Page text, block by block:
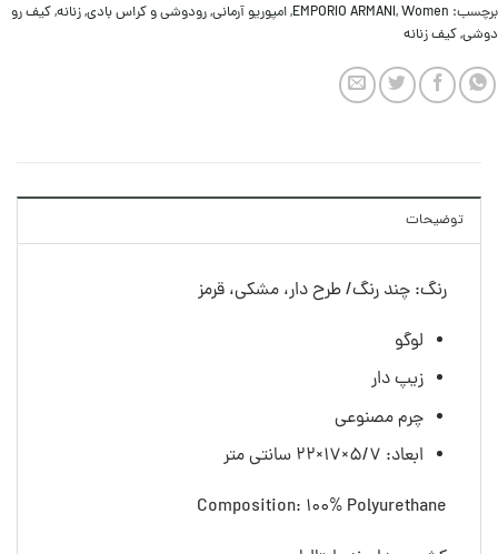
برچسب:
EMPORIO ARMANI,Women
,امپوریو آرمانی,رودوشی و کراس بادی,زنانه,کیف رو
دوشی,کیف زنانه
توضیحات
رنگ: چند رنگ/ طرح دار، مشکی، قرمز
لوگو
زیپ دار
چرم مصنوعی
ابعاد: ۵/۷×۱۷×۲۲ سانتی متر
Composition: 100% Polyurethane